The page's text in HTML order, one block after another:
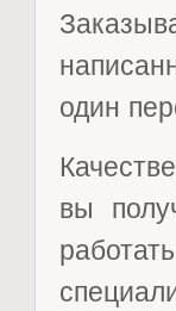
один
вы